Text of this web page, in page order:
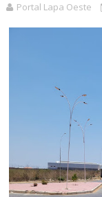
Portal Lapa Oeste